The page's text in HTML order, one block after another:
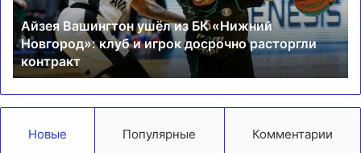
Новгород»:
клуб
и
игрок
досрочно
расторгли
контракт
Айзея Вашингтон ушёл из БК «Нижний
Новгород»: клуб и игрок досрочно расторгли
контракт
Новые Популярные Комментарии